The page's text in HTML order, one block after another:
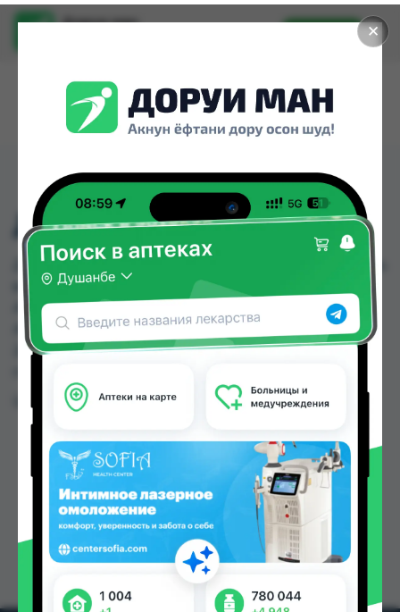
✕
Доруи ман
Установить
ДОК-1 СИРОП 100МЛ
ДОК-1 СИРОП 100МЛ можно купить или заказать
в аптеках, Абубакри Карим, АЗИЗ ВАКО ,
Алишер-К, Аптека оптовый 24, Аптека Рецепт,
Аптека Эвалар " 9км ", Асия фарм по цене от
28.50 TJS до 31.35 TJS в Душанбе и других
Цена: от28.50 TJS